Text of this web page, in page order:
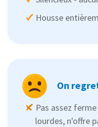
Housse
On
Pas assez
lourdes, n'offre